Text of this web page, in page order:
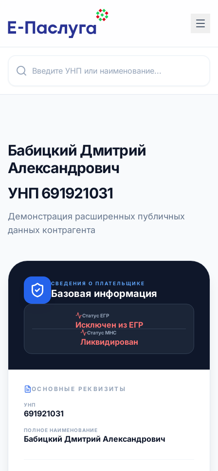
Бабицкий Дмитрий
Александрович
УНП691921031
Демонстрация расширенных публичных
данных контрагента
СВЕДЕНИЯ О ПЛАТЕЛЬЩИКЕ
Базовая информация
Статус ЕГР
Исключен из ЕГР
Статус МНС
Ликвидирован
ОСНОВНЫЕ РЕКВИЗИТЫ
УНП
691921031
ПОЛНОЕ НАИМЕНОВАНИЕ
Бабицкий Дмитрий Александрович